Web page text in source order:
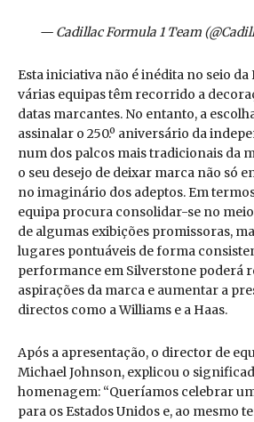
— Cadillac Formula 1 Team
Esta iniciativa não é inédita no seio da
várias equipas têm recorrido a
datas marcantes. No entanto, a
assinalar o 250.º aniversário da
num dos palcos mais tradicionais da
o seu desejo de deixar marca não só
no imaginário dos adeptos. Em
equipa procura consolidar-se no
de algumas exibições promissoras,
lugares pontuáveis de forma
performance em Silverstone poderá
aspirações da marca e aumentar a
directos como a Williams e a Haas.
Após a apresentação, o director de
Michael Johnson, explicou o
homenagem: “Queríamos celebrar
para os Estados Unidos e, ao mesmo